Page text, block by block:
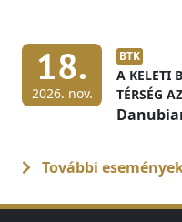
18.
2026. nov.
BTK
A KELETI
TÉRSÉG
MAGYAR
További